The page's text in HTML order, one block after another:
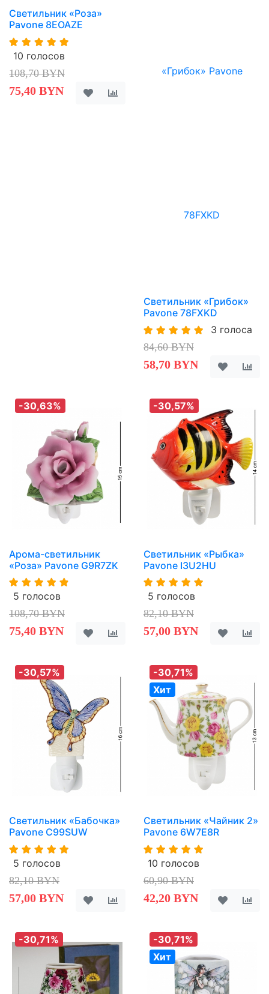
Светильник «Роза»
Pavone 8EOAZE
10 голосов
108,70 BYN
75,40 BYN
Светильник «Грибок»
Pavone 78FXKD
3 голоса
84,60 BYN
58,70 BYN
-30,63%
Арома-светильник
«Роза» Pavone G9R7ZK
5 голосов
108,70 BYN
75,40 BYN
-30,57%
Светильник «Рыбка»
Pavone I3U2HU
5 голосов
82,10 BYN
57,00 BYN
-30,57%
Светильник «Бабочка»
Pavone C99SUW
5 голосов
82,10 BYN
57,00 BYN
-30,71%
Хит
Светильник «Чайник 2»
Pavone 6W7E8R
10 голосов
60,90 BYN
42,20 BYN
-30,71%
-30,71%
Хит